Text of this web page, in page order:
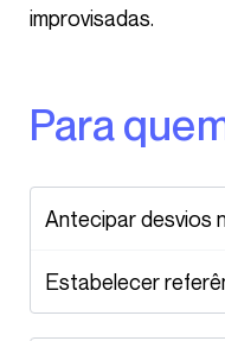
improvisadas.
Para
Antecipar desvios
Estabelecer